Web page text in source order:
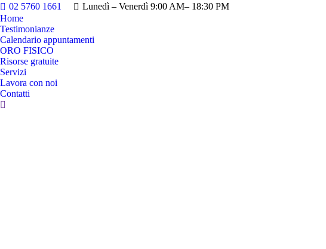
02 5760 1661 Lunedì – Venerdì 9:00 AM– 18:30 PM
Home
Testimonianze
Calendario appuntamenti
ORO FISICO
Risorse gratuite
Servizi
Lavora con noi
Contatti
Cerca: